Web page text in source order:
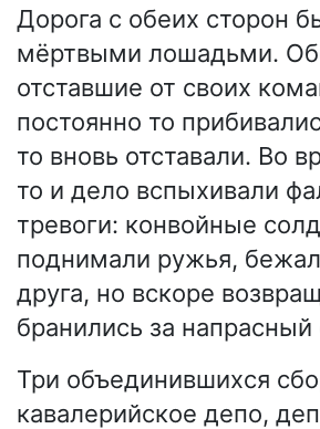
Дорога с обеих сторон
мёртвыми лошадьми.
отставшие от своих
постоянно то
то вновь отставали. Во
то и дело вспыхивали
тревоги: конвойные
поднимали ружья,
друга, но вскоре
бранились за напрасный
Три объединившихся
кавалерийское депо,